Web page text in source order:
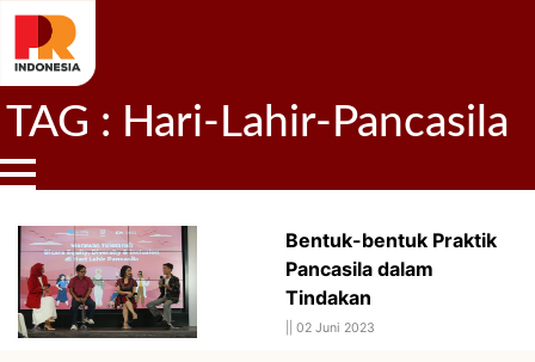
TAG : Hari-Lahir-Pancasila
Bentuk-bentuk Praktik
Pancasila dalam
Tindakan
02 Juni 2023